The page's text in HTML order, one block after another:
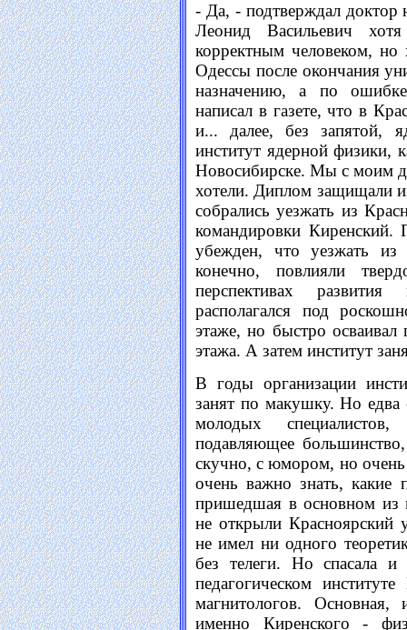
- Да, - подтверждал доктор
Леонид Васильевич
корректным человеком,
Одессы после окончания
назначению, а по
написал в газете, что в
и... далее, без запятой,
институт ядерной физики,
Новосибирске. Мы с моим
хотели. Диплом защищали
собрались уезжать из
командировки
убежден, что уезжать
конечно, повлияли
перспективах
располагался под
этаже, но быстро
этажа. А затем институт
В годы организации
занят по макушку. Но едва
молодых
подавляющее
скучно, с юмором, но
очень важно знать, какие
пришедшая в основном из
не открыли Красноярский
не имел ни одного
без телеги. Но спасала и
педагогическом
магнитологов.
именно Киренского -